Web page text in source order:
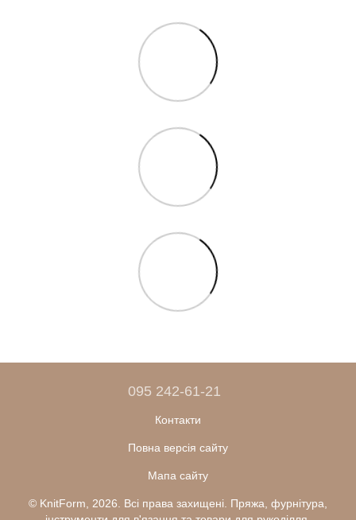
095 242-61-21
Контакти
Повна версія сайту
Мапа сайту
© KnitForm, 2026. Всі права захищені. Пряжа, фурнітура,